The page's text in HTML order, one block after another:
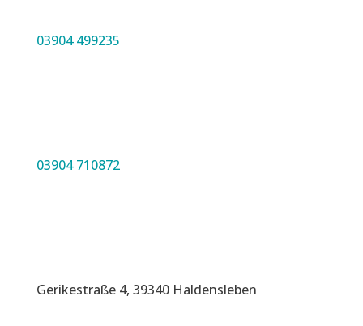
03904 499235
03904 710872
Gerikestraße 4, 39340 Haldensleben